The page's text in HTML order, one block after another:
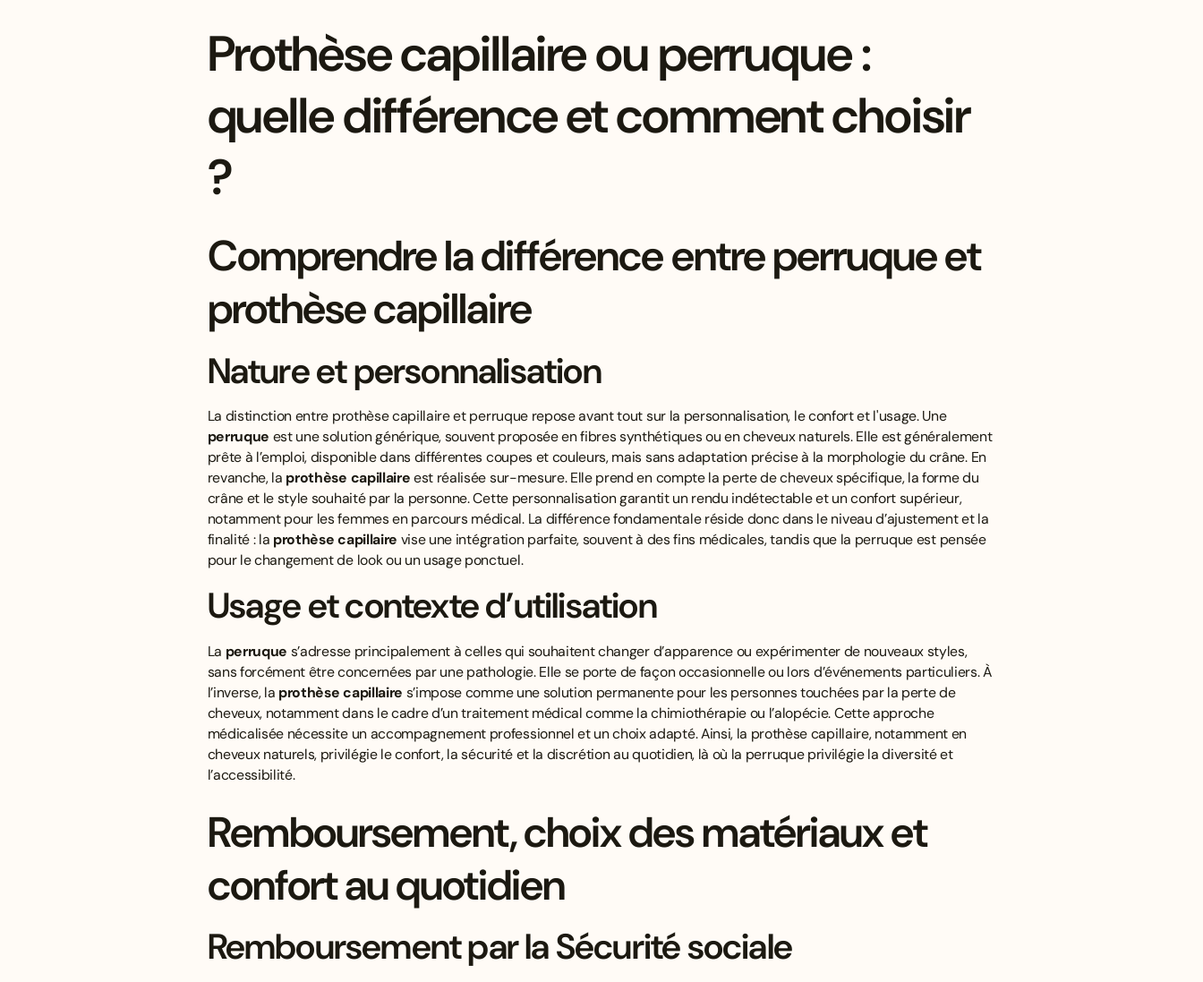
Prothèse capillaire ou perruque :
quelle différence et comment choisir
?
Comprendre la différence entre perruque et
prothèse capillaire
Nature et personnalisation
La distinction entre prothèse capillaire et perruque repose avant tout sur la personnalisation, le confort et l'usage. Une
perruque est une solution générique, souvent proposée en fibres synthétiques ou en cheveux naturels. Elle est généralement
prête à l’emploi, disponible dans différentes coupes et couleurs, mais sans adaptation précise à la morphologie du crâne. En
revanche, la prothèse capillaireest réalisée sur-mesure. Elle prend en compte la perte de cheveux spécifique, la forme du
crâne et le style souhaité par la personne. Cette personnalisation garantit un rendu indétectable et un confort supérieur,
notamment pour les femmes en parcours médical. La différence fondamentale réside donc dans le niveau d’ajustement et la
finalité : la prothèse capillaire vise une intégration parfaite, souvent à des fins médicales, tandis que la perruque est pensée
pour le changement de look ou un usage ponctuel.
Usage et contexte d’utilisation
La perruque s’adresse principalement à celles qui souhaitent changer d’apparence ou expérimenter de nouveaux styles,
sans forcément être concernées par une pathologie. Elle se porte de façon occasionnelle ou lors d’événements particuliers. À
l’inverse, la prothèse capillaire s’impose comme une solution permanente pour les personnes touchées par la perte de
cheveux, notamment dans le cadre d’un traitement médical comme la chimiothérapie ou l’alopécie. Cette approche
médicalisée nécessite un accompagnement professionnel et un choix adapté. Ainsi, la prothèse capillaire, notamment en
cheveux naturels, privilégie le confort, la sécurité et la discrétion au quotidien, là où la perruque privilégie la diversité et
l’accessibilité.
Remboursement, choix des matériaux et
confort au quotidien
Remboursement par la Sécurité sociale